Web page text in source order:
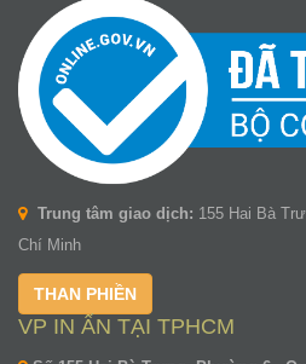
Trung tâm giao dịch: 155 Hai Bà
Chí Minh
THAN PHIỀN
VP IN ẤN TẠI TPHCM